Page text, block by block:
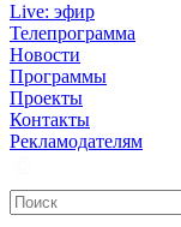
Live: эфир
Телепрограмма
Новости
Программы
Проекты
Контакты
Рекламодателям